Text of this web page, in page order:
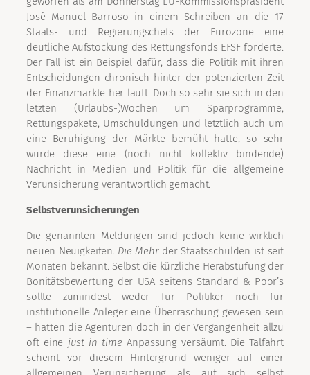
José Manuel Barroso in einem Schreiben an die 17
Staats- und Regierungschefs der Eurozone eine
deutliche Aufstockung des Rettungsfonds EFSF forderte.
Der Fall ist ein Beispiel dafür, dass die Politik mit ihren
Entscheidungen chronisch hinter der potenzierten Zeit
der Finanzmärkte her läuft. Doch so sehr sie sich in den
letzten (Urlaubs-)Wochen um Sparprogramme,
Rettungspakete, Umschuldungen und letztlich auch um
eine Beruhigung der Märkte bemüht hatte, so sehr
wurde diese eine (noch nicht kollektiv bindende)
Nachricht in Medien und Politik für die allgemeine
Verunsicherung verantwortlich gemacht.
Selbstverunsicherungen
Die genannten Meldungen sind jedoch keine wirklich
neuen Neuigkeiten. Die Mehrder Staatsschulden ist seit
Monaten bekannt. Selbst die kürzliche Herabstufung der
Bonitätsbewertung der USA seitens Standard & Poor’s
sollte zumindest weder für Politiker noch für
institutionelle Anleger eine Überraschung gewesen sein
– hatten die Agenturen doch in der Vergangenheit allzu
oft eine just in time Anpassung versäumt. Die Talfahrt
scheint vor diesem Hintergrund weniger auf einer